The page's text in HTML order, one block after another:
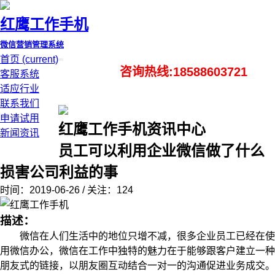
红鹰工作手机
微信营销管理系统
首页 (current)
客服系统
适应行业
联系我们
申请试用
新闻资讯
咨询热线:18588603721
红鹰工作手机资讯中心
员工可以利用企业微信做了什么
损害公司利益的事
时间：2019-06-26 / 关注：124
描述：
微信在人们生活中的地位只增不减，很多企业员工已经在使
用微信办公，微信在工作中独特的魅力在于能够跟客户建立一种
朋友式的链接，以朋友圈互动结合一对一的沟通促进业务成交。